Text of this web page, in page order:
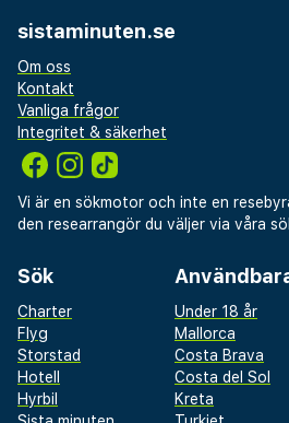
sistaminuten.se
Om oss
Kontakt
Vanliga frågor
Integritet & säkerhet
Vi är en sökmotor och inte en
den researrangör du väljer via våra
Sök
Charter
Flyg
Storstad
Hotell
Hyrbil
Under 18 år
Mallorca
Costa Brava
Costa del Sol
Kreta